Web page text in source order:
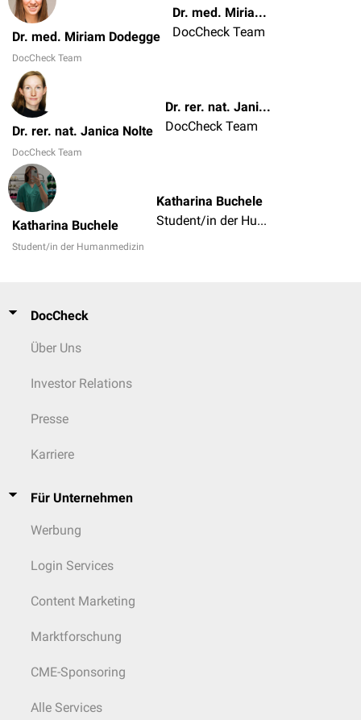
Dr. med. Miriam Dodegge
DocCheck Team
Dr. med. Miriam Dodegge
DocCheck Team
Dr. rer. nat. Janica Nolte
DocCheck Team
Dr. rer. nat. Janica Nolte
DocCheck Team
Katharina Buchele
Student/in der Humanmedizin
Katharina Buchele
Student/in der Humanmedizin
DocCheck
Über Uns
Investor Relations
Presse
Karriere
Für Unternehmen
Werbung
Login Services
Content Marketing
Marktforschung
CME-Sponsoring
Alle Services